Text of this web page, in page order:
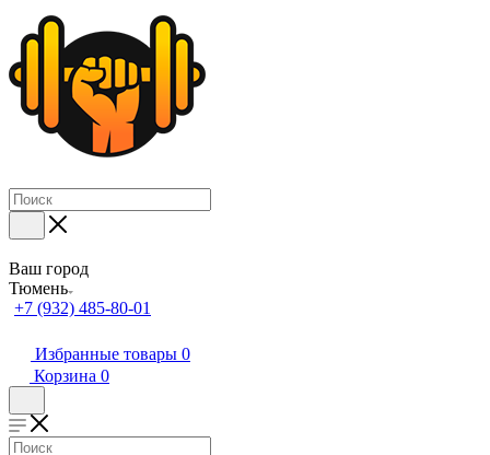
Ваш город
Тюмень
+7 (932) 485-80-01
Избранные товары 0
Корзина 0